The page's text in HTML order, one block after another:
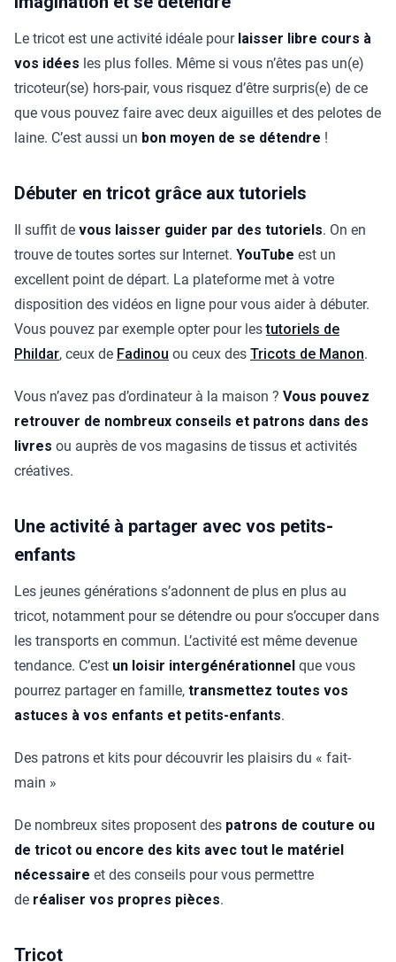
Le tricot est une activité idéale pour laisser libre cours à
vos idées les plus folles. Même si vous n’êtes pas un(e)
tricoteur(se) hors-pair, vous risquez d’être surpris(e) de ce
que vous pouvez faire avec deux aiguilles et des pelotes de
laine. C’est aussi un bon moyen de se détendre !
Débuter en tricot grâce aux tutoriels
Il suffit de vous laisser guider par des tutoriels. On en
trouve de toutes sortes sur Internet. YouTube est un
excellent point de départ. La plateforme met à votre
disposition des vidéos en ligne pour vous aider à débuter.
Vous pouvez par exemple opter pour lestutoriels de
Phildar, ceux de Fadinou ou ceux des Tricots de Manon.
Vous n’avez pas d’ordinateur à la maison ? Vous pouvez
retrouver de nombreux conseils et patrons dans des
livres ou auprès de vos magasins de tissus et activités
créatives.
Une activité à partager avec vos petits-
enfants
Les jeunes générations s’adonnent de plus en plus au
tricot, notamment pour se détendre ou pour s’occuper dans
les transports en commun. L’activité est même devenue
tendance. C’est un loisir intergénérationnel que vous
pourrez partager en famille, transmettez toutes vos
astuces à vos enfants et petits-enfants.
Des patrons et kits pour découvrir les plaisirs du « fait-
main »
De nombreux sites proposent des patrons de couture ou
de tricot ou encore des kits avec tout le matériel
nécessaire et des conseils pour vous permettre
de réaliser vos propres pièces.
Tricot